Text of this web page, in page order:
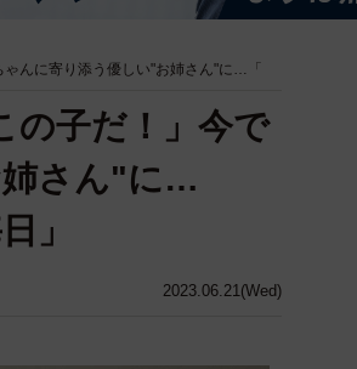
んに寄り添う優しい"お姉さん"に…「
2023.06.21(Wed)
の子だ！」今で
姉さん"に…
」